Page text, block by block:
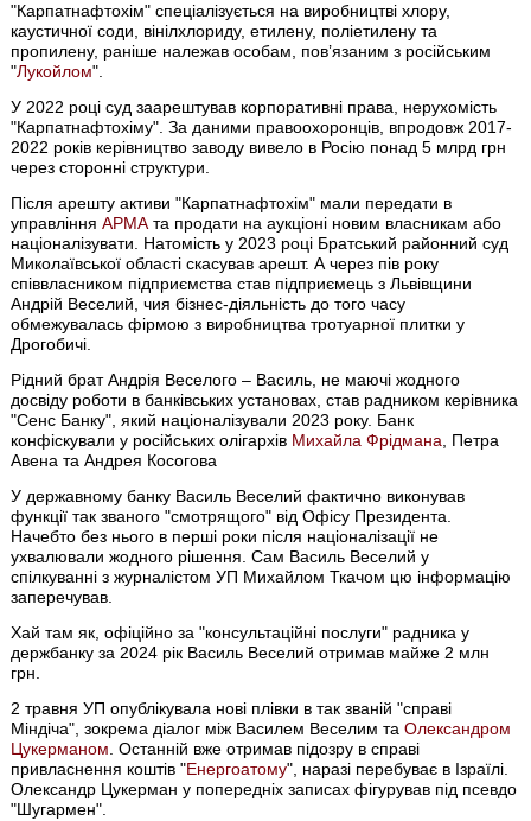
"Карпатнафтохім" спеціалізується на виробництві хлору,
каустичної соди, вінілхлориду, етилену, поліетилену та
пропилену, раніше належав особам, пов’язаним з російським
"Лукойлом".
У 2022 році суд заарештував корпоративні права, нерухомість
"Карпатнафтохіму". За даними правоохоронців, впродовж 2017-
2022 років керівництво заводу вивело в Росію понад 5 млрд грн
через сторонні структури.
Після арешту активи "Карпатнафтохім" мали передати в
управлінняАРМА та продати на аукціоні новим власникам або
націоналізувати. Натомість у 2023 році Братський районний суд
Миколаївської області скасував арешт. А через пів року
співвласником підприємства став підприємець з Львівщини
Андрій Веселий, чия бізнес-діяльність до того часу
обмежувалась фірмою з виробництва тротуарної плитки у
Дрогобичі.
Рідний брат Андрія Веселого – Василь, не маючі жодного
досвіду роботи в банківських установах, став радником керівника
"Сенс Банку", який націоналізували 2023 року. Банк
конфіскували у російських олігархів Михайла Фрідмана , Петра
Авена та Андрея Косогова
У державному банку Василь Веселий фактично виконував
функції так званого "смотрящого" від Офісу Президента.
Начебто без нього в перші роки після націоналізації не
ухвалювали жодного рішення. Сам Василь Веселий у
спілкуванні з журналістом УП Михайлом Ткачом цю інформацію
заперечував.
Хай там як, офіційно за "консультаційні послуги" радника у
держбанку за 2024 рік Василь Веселий отримав майже 2 млн
грн.
2 травня УП опублікувала нові плівки в так званій "справі
Міндіча", зокрема діалог між Василем Веселим таОлександром
Цукерманом . Останній вже отримав підозру в справі
привласнення коштів "Енергоатому", наразі перебуває в Ізраїлі.
Олександр Цукерман у попередніх записах фігурував під псевдо
"Шугармен".